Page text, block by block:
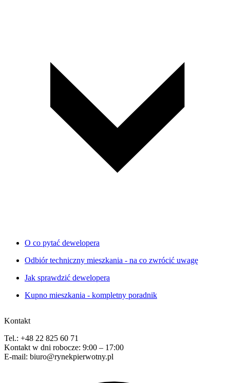
O co pytać dewelopera
Odbiór techniczny mieszkania - na co zwrócić uwagę
Jak sprawdzić dewelopera
Kupno mieszkania - kompletny poradnik
Kontakt
Tel.: +48 22 825 60 71
Kontakt w dni robocze: 9:00 – 17:00
E-mail: biuro@rynekpierwotny.pl